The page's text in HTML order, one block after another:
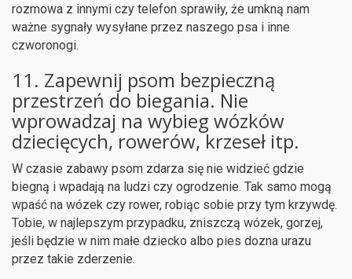
rozmowa z innymi czy telefon sprawiły, że umkną nam
ważne sygnały wysyłane przez naszego psa i inne
czworonogi.
11. Zapewnij psom bezpieczną
przestrzeń do biegania. Nie
wprowadzaj na wybieg wózków
dziecięcych, rowerów, krzeseł itp.
W czasie zabawy psom zdarza się nie widzieć gdzie
biegną i wpadają na ludzi czy ogrodzenie. Tak samo mogą
wpaść na wózek czy rower, robiąc sobie przy tym krzywdę.
Tobie, w najlepszym przypadku, zniszczą wózek, gorzej,
jeśli będzie w nim małe dziecko albo pies dozna urazu
przez takie zderzenie.